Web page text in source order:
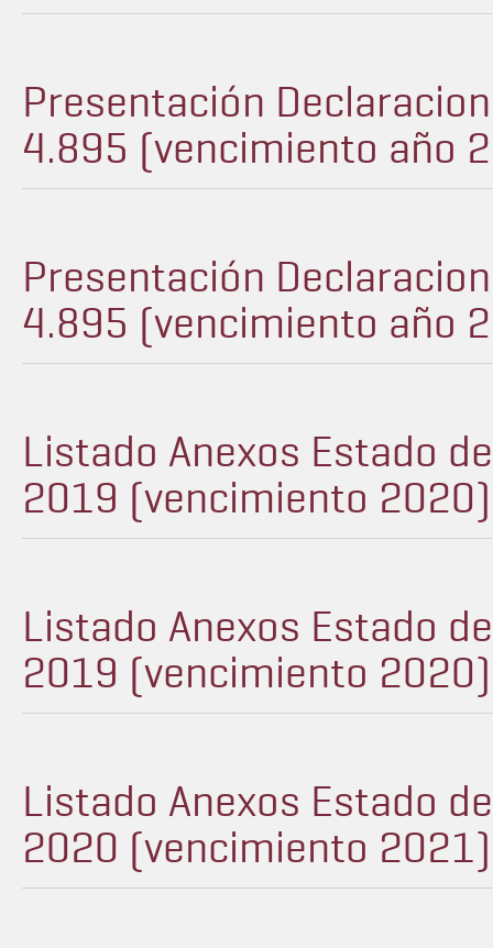
Presentación
4.895 (vencimiento año
Presentación
4.895 (vencimiento año
Listado Anexos Estado
2019 (vencimiento
Listado Anexos Estado
2019 (vencimiento
Listado Anexos Estado
2020 (vencimiento